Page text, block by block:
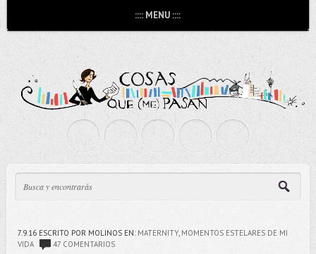
:::: MENU ::::
7.9.16ESCRITO POR MOLINOS EN: MATERNITY, MOMENTOS ESTELARES DE MI
VIDA
47 COMENTARIOS